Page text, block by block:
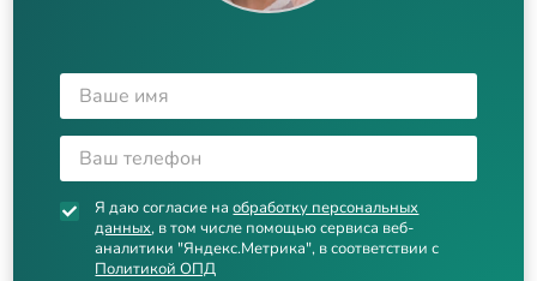
Я даю согласие наобработку персональных
данных, в том числе помощью сервиса веб-
аналитики "Яндекс.Метрика", в соответствии с
Политикой ОПД